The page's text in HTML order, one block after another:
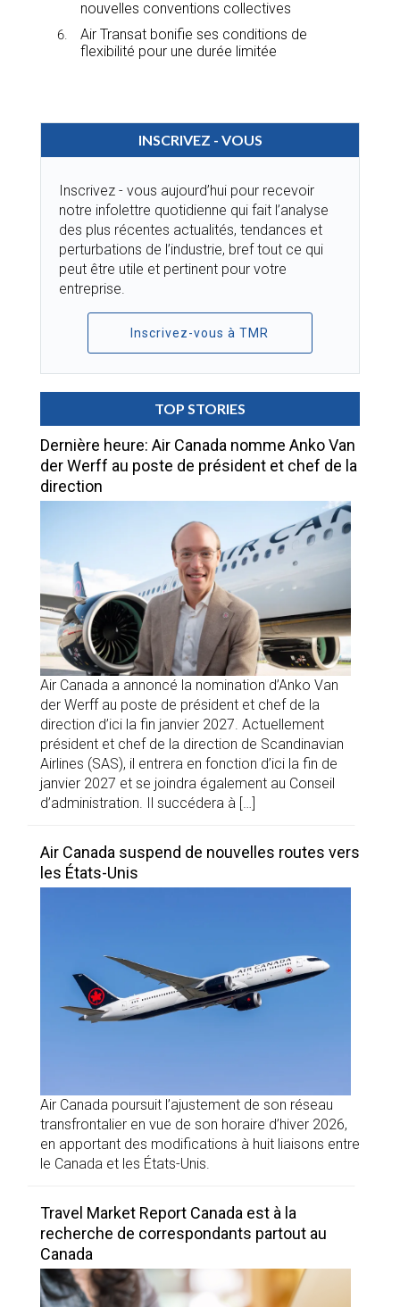
nouvelles conventions collectives
Air Transat bonifie ses conditions de
flexibilité pour une durée limitée
INSCRIVEZ - VOUS
Inscrivez - vous aujourd’hui pour recevoir
notre infolettre quotidienne qui fait l’analyse
des plus récentes actualités, tendances et
perturbations de l’industrie, bref tout ce qui
peut être utile et pertinent pour votre
entreprise.
Inscrivez-vous à TMR
TOP STORIES
Dernière heure: Air Canada nomme Anko Van
der Werff au poste de président et chef de la
direction
Air Canada a annoncé la nomination d’Anko Van
der Werff au poste de président et chef de la
direction d’ici la fin janvier 2027. Actuellement
président et chef de la direction de Scandinavian
Airlines (SAS), il entrera en fonction d’ici la fin de
janvier 2027 et se joindra également au Conseil
d’administration. Il succédera à […]
Air Canada suspend de nouvelles routes vers
les États-Unis
Air Canada poursuit l’ajustement de son réseau
transfrontalier en vue de son horaire d’hiver 2026,
en apportant des modifications à huit liaisons entre
le Canada et les États-Unis.
Travel Market Report Canada est à la
recherche de correspondants partout au
Canada